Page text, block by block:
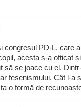
congresul PD-L, care
acesta s-a ofticat
să se joace cu el.
fesenismului. Cât l-a
o formă de